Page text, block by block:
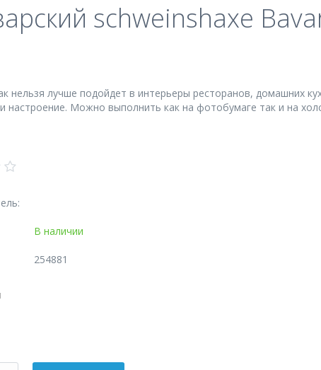
schweinshaxe
нельзя лучше подойдет в интерьеры ресторанов, домашних
настроение. Можно выполнить как на фотобумаге так и на
В наличии
254881